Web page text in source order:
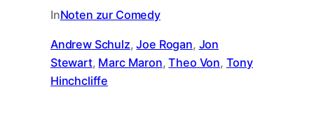
InNoten zur Comedy
Andrew Schulz, Joe Rogan, Jon
Stewart, Marc Maron, Theo Von, Tony
Hinchcliffe